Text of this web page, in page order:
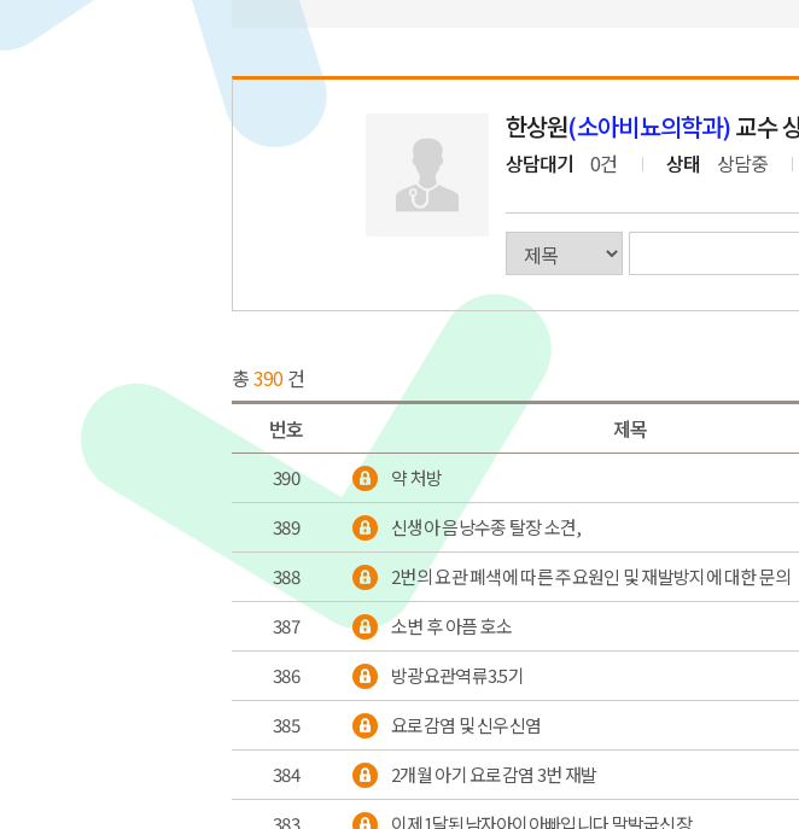
한상원(소아비뇨의학과)교수
상담대기 0건 상태 상담중
총390건
번호
제목
390 약 처방
389
신생아 음낭수종 탈장 소견,
388
2번의 요관 폐색에 따른 주요원인 및 재발방지에 대한 문의
387
소변 후 아픔 호소
386
방광요관역류3.5기
385
요로감염 및 신우신염
384
2개월 아기 요로감염 3번 재발
383
이제1달된남자아이아빠입니다 말발굽신장